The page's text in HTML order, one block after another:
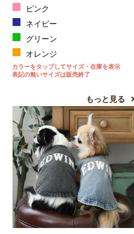
ピンク
ネイビー
グリーン
オレンジ
カラーをタップしてサイズ・在庫を表示
表記の無いサイズは販売終了
もっと見る